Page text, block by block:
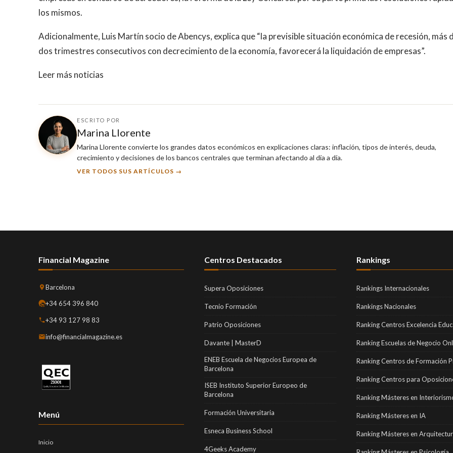
los mismos.
Adicionalmente, Luis Martín socio de Abencys, explica que “la previsible situación económica de recesión, más
dos trimestres consecutivos con decrecimiento de la economía, favorecerá la liquidación de empresas”.
Leer más noticias
ESCRITO POR
Marina Llorente
Marina Llorente convierte los grandes datos económicos en explicaciones claras: inflación, tipos de interés, deuda,
crecimiento y decisiones de los bancos centrales que terminan afectando al día a día.
VER TODOS SUS ARTÍCULOS →
Financial Magazine
Barcelona
+34 654 396 840
+34 93 127 98 83
info@financialmagazine.es
Menú
Inicio
Centros Destacados
Supera Oposiciones
Tecnio Formación
Patrio Oposiciones
Davante | MasterD
ENEB Escuela de Negocios Europea de
Barcelona
ISEB Instituto Superior Europeo de
Barcelona
Formación Universitaria
Esneca Business School
4Geeks Academy
Rankings
Rankings Internacionales
Rankings Nacionales
Ranking Centros Excelencia
Ranking Escuelas de Negocio
Ranking Centros de Formación
Ranking Centros para
Ranking Másteres en
Ranking Másteres en IA
Ranking Másteres en